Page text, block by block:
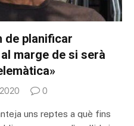
de planificar
marge de si serà
0
uns reptes a què fins